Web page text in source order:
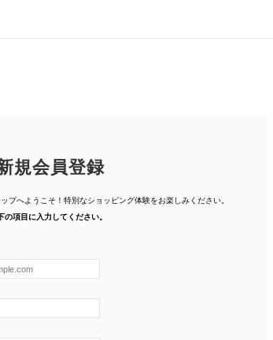
規会員登録
プへようこそ！特別なショッピング体験をお楽しみください。
の項目に入力してください。